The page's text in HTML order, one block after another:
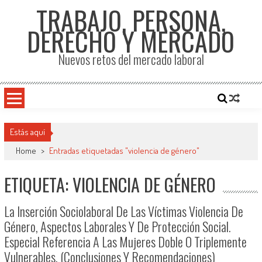
TRABAJO, PERSONA,
DERECHO Y MERCADO
Nuevos retos del mercado laboral
Estás aquí
Home > Entradas etiquetadas "violencia de género"
ETIQUETA: VIOLENCIA DE GÉNERO
La Inserción Sociolaboral De Las Víctimas Violencia De
Género, Aspectos Laborales Y De Protección Social.
Especial Referencia A Las Mujeres Doble O Triplemente
Vulnerables. (Conclusiones Y Recomendaciones)